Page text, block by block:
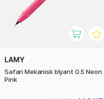
LAMY
Safari Mekanisk blyant 0.5 Neon
Pink